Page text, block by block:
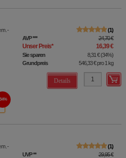
1
AVP*** 24,70 €
Unser Preis* 16,39 €
Sie sparen 8,31 €(34%)
Grundpreis
546,33 €pro 1 kg
Details
1
UVP** 29,95 €